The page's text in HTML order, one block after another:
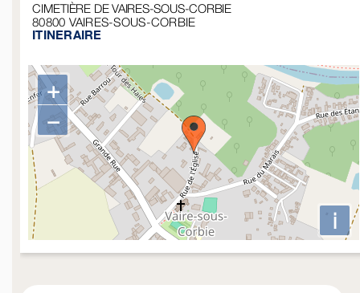
CIMETIÈRE DE VAIRES-SOUS-CORBIE
80800 VAIRES-SOUS-CORBIE
ITINERAIRE
+
−
i